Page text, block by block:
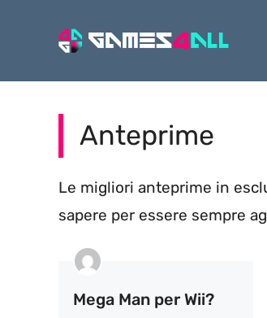
Anteprime
Le migliori anteprime in
sapere per essere sempre
Mega Man per Wii?